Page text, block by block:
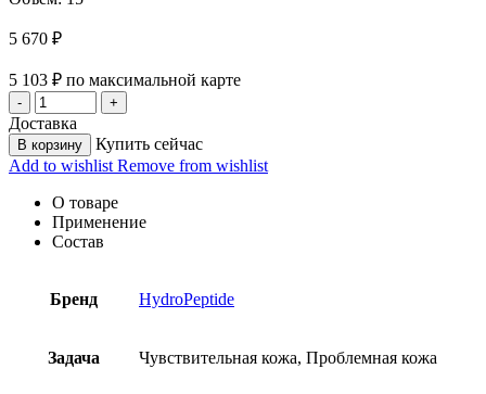
5 670 ₽
5 103 ₽ по максимальной карте
Доставка
В корзину
Купить сейчас
Add to wishlist Remove from wishlist
О товаре
Применение
Состав
Бренд HydroPeptide
Задача Чувствительная кожа, Проблемная кожа